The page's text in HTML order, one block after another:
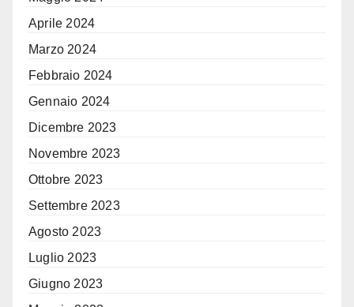
Aprile 2024
Marzo 2024
Febbraio 2024
Gennaio 2024
Dicembre 2023
Novembre 2023
Ottobre 2023
Settembre 2023
Agosto 2023
Luglio 2023
Giugno 2023